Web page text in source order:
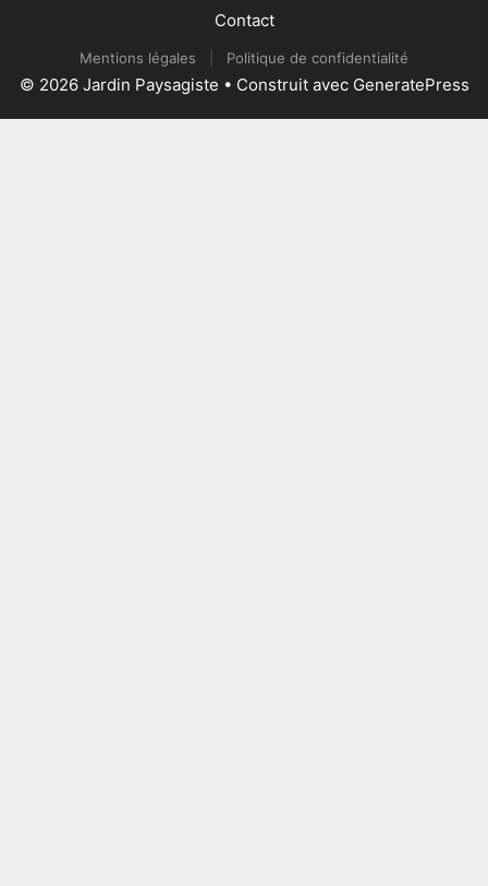
Contact
Mentions légales Politique de confidentialité
© 2026 Jardin Paysagiste • Construit avec GeneratePress